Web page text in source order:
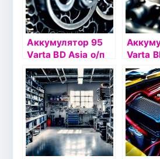
Аккумулятор 95
Varta BD Asia о/п
G7 (595 404)
Varta
(574